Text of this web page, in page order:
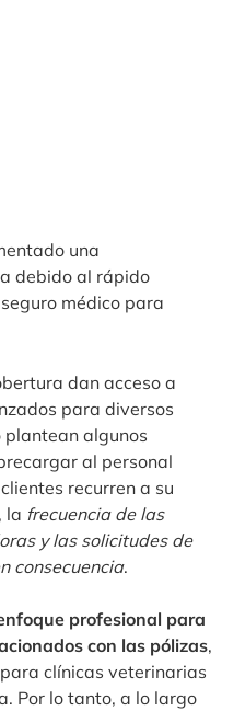
una
debido al rápido
médico para
dan acceso a
para diversos
algunos
al personal
recurren a su
la frecuencia de las
y las solicitudes de
consecuencia.
profesional para
con las pólizas,
clínicas veterinarias
Por lo tanto, a lo largo